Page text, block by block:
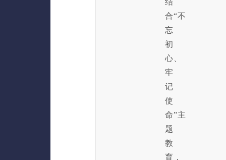
合“不
忘
初
心、
牢
记
使
命”主
题
教
育，